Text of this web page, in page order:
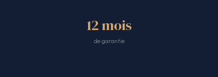
12 mois
de garantie